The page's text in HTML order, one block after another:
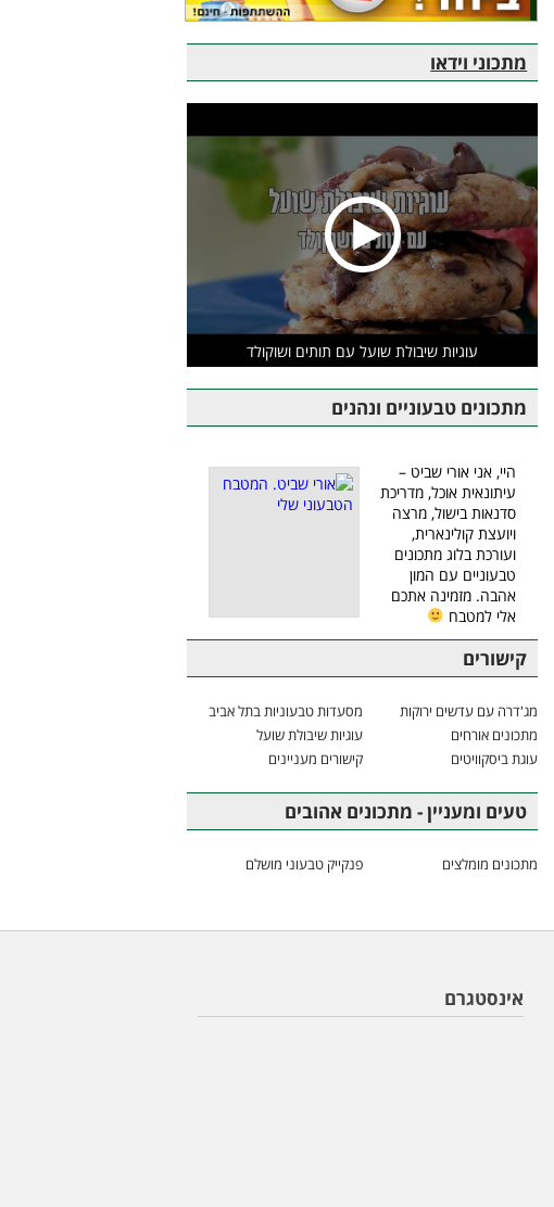
מתכוני וידאו
עוגיות שיבולת שועל עם תותים ושוקולד
מתכונים טבעוניים ונהנים
היי, אני אורי שביט –
עיתונאית אוכל, מדריכת
סדנאות בישול, מרצה
ויועצת קולינארית,
ועורכת בלוג מתכונים
טבעוניים עם המון
אהבה. מזמינה אתכם
אלי למטבח
קישורים
מג'דרה עם עדשים ירוקות
מסעדות טבעוניות בתל אביב
מתכונים אורחים
עוגיות שיבולת שועל
עוגת ביסקוויטים
קישורים מעניינים
טעים ומעניין - מתכונים אהובים
מתכונים מומלצים פנקייק טבעוני מושלם
אינסטגרם